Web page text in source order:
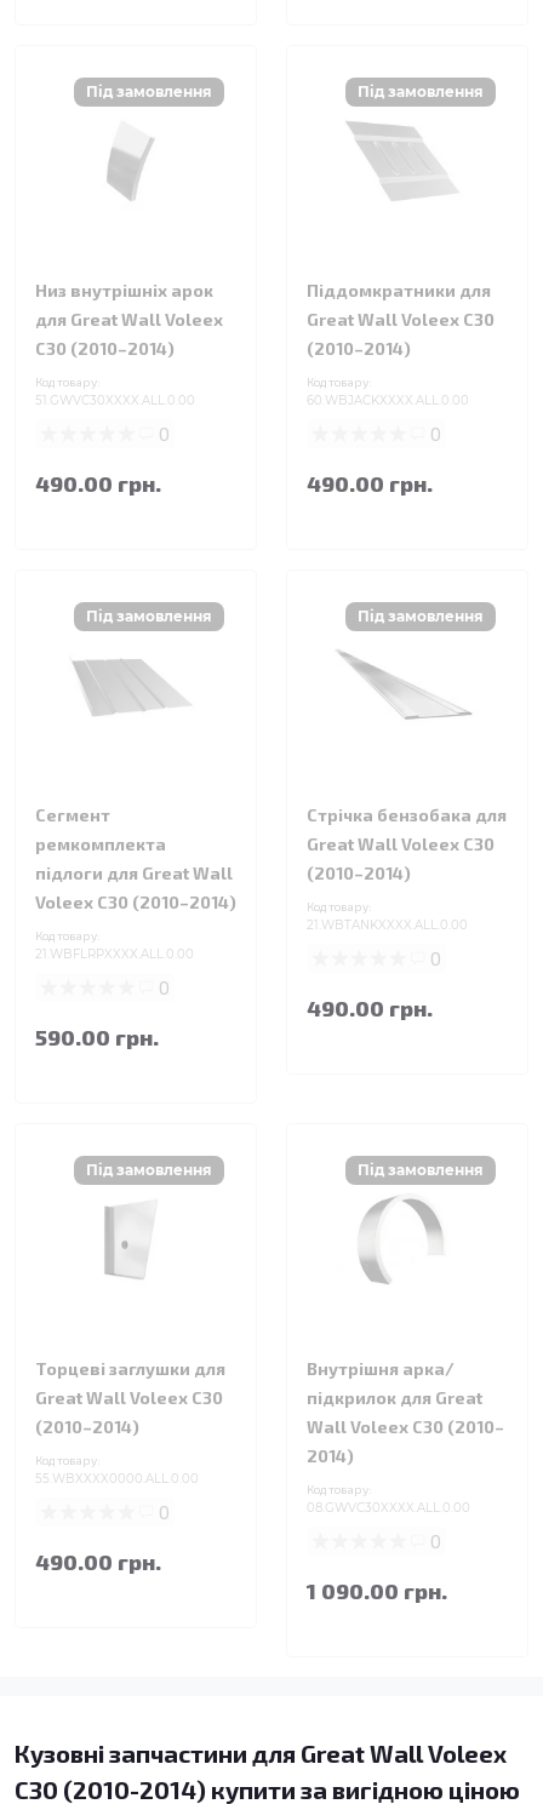
Низ внутрішніх арок
для Great Wall Voleex
C30 (2010–2014)
Код товару:
51.GWVC30XXXX.ALL.0.00
0
490.00 грн.
Піддомкратники для
Great Wall Voleex C30
(2010–2014)
Код товару:
60.WBJACKXXXX.ALL.0.00
0
490.00 грн.
Сегмент
ремкомплекта
підлоги для Great Wall
Voleex C30 (2010–2014)
Код товару:
21.WBFLRPXXXX.ALL.0.00
0
590.00 грн.
Стрічка бензобака для
Great Wall Voleex C30
(2010–2014)
Код товару:
21.WBTANKXXXX.ALL.0.00
0
490.00 грн.
Торцеві заглушки для
Great Wall Voleex C30
(2010–2014)
Код товару:
55.WBXXXX0000.ALL.0.00
0
490.00 грн.
Внутрішня арка/
підкрилок для Great
Wall Voleex C30 (2010–
2014)
Код товару:
08.GWVC30XXXX.ALL.0.00
0
1 090.00 грн.
Кузовні запчастини для Great Wall Voleex
C30 (2010-2014) купити за вигідною ціною